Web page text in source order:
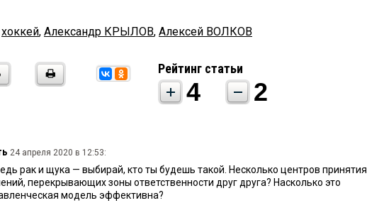
хоккей, Александр КРЫЛОВ, Алексей ВОЛКОВ
Рейтинг статьи
4 2
24 апреля 2020 в 12:53:
рак и щука — выбирай, кто ты будешь такой. Несколько центров принятия
перекрывающих зоны ответственности друг друга? Насколько это
модель эффективна?